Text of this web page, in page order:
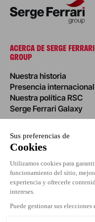
ACERCA DE SERGE FERRARI
GROUP
Nuestra historia
Presencia internacional
Nuestra política RSC
Serge Ferrari Galaxy
BLOG
Realizaciones
Eventos